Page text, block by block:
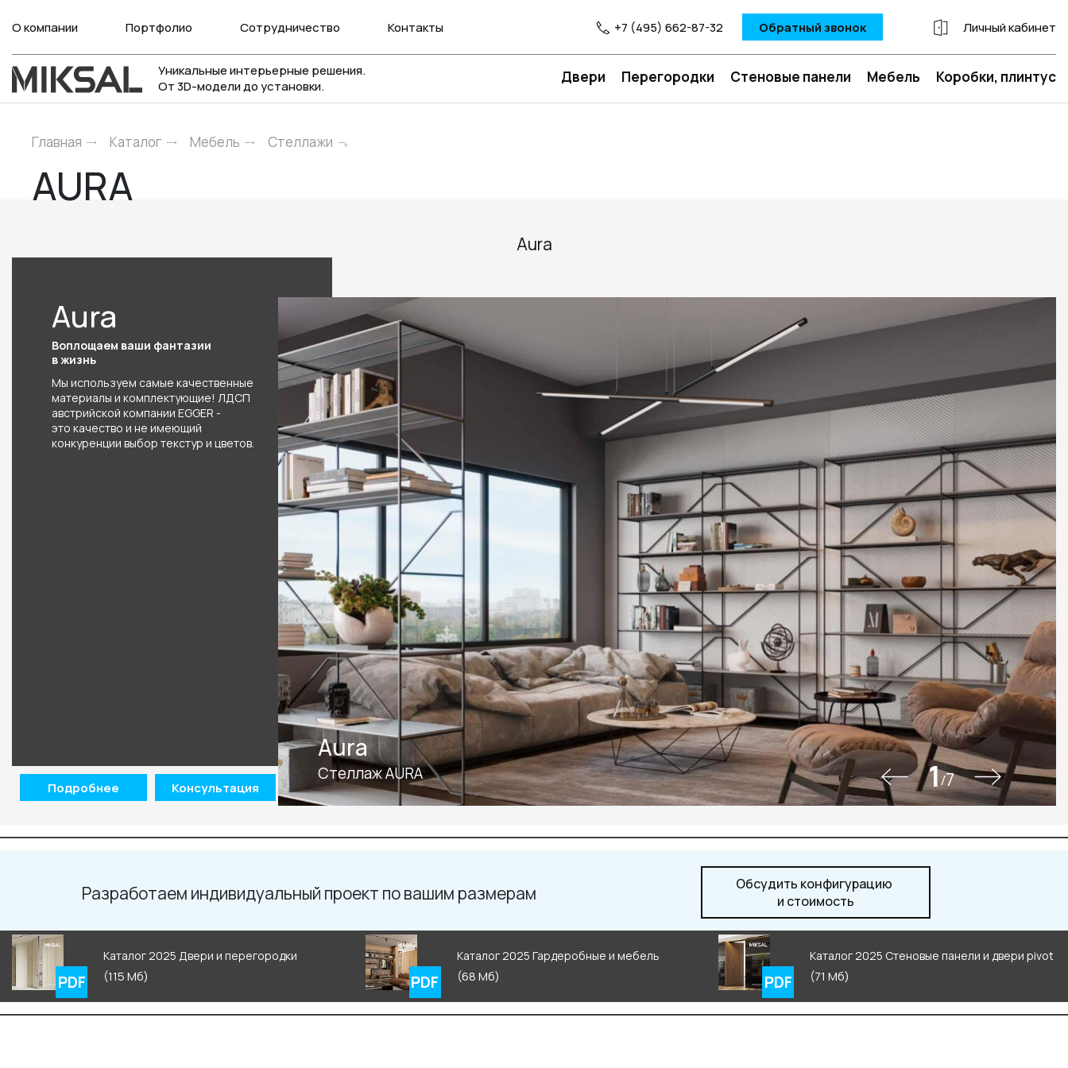
О компании Портфолио Сотрудничество Контакты +7 (495) 662-87-32 Обратный звонок Личный кабинет
Уникальные интерьерные решения.
От 3D-модели до установки.
Двери Перегородки Стеновые панели Мебель Коробки, плинтус
Главная Каталог Мебель Стеллажи
AURA
Aura
Aura
Воплощаем ваши фантазии
в жизнь
Мы используем самые качественные
материалы и комплектующие! ЛДСП
австрийской компании EGGER -
это качество и не имеющий
конкуренции выбор текстур и цветов.
Aura
Стеллаж AURA 1/7
Подробнее Консультация
Разработаем индивидуальный проект по вашим размерам
Обсудить конфигурацию
и стоимость
Каталог 2025 Двери и перегородки
(115 Мб)
Каталог 2025 Гардеробные и мебель
(68 Мб)
Каталог 2025 Стеновые панели и двери pivot
(71 Мб)
+7 495 662 87 32
salon@miksal.ru
Белорусская
г. Москва, ул. Бутырский Вал, д. 32
пн-сб 10:00 - 20:00 (вс 10:00 - 19:00)
(9.05 -выходной)
Посмотреть на карте
Телефон: +7 495 662-87-32
Email:salon@miksal.ru